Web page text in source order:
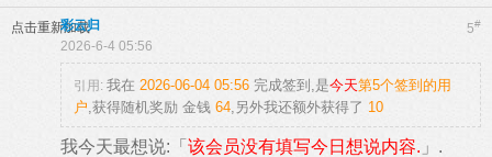
点击重新加载 5#
彩云归
2026-6-4 05:56
引用: 我在 2026-06-04 05:56 完成签到,是今天第5个签到的用
户,获得随机奖励 金钱 64,另外我还额外获得了 10
我今天最想说:「 该会员没有填写今日想说内容. 」.